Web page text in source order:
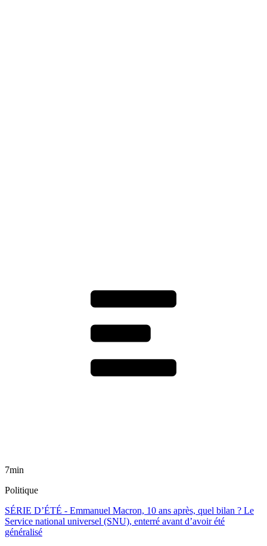
7min
Politique
SÉRIE D’ÉTÉ - Emmanuel Macron, 10 ans après, quel bilan ? Le
Service national universel (SNU), enterré avant d’avoir été
généralisé